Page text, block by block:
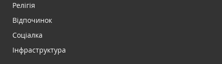
Релігія
Відпочинок
Соціалка
Інфраструктура